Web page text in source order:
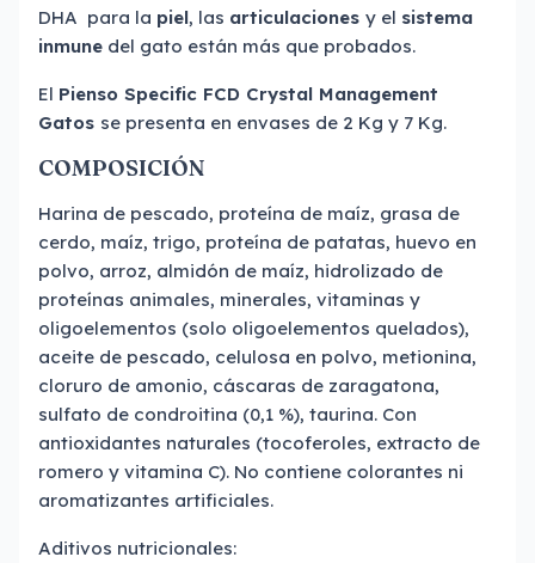
DHA para la piel, las articulaciones y el sistema
inmune del gato están más que probados.
El Pienso Specific FCD Crystal Management
Gatos se presenta en envases de 2 Kg y 7 Kg.
COMPOSICIÓN
Harina de pescado, proteína de maíz, grasa de
cerdo, maíz, trigo, proteína de patatas, huevo en
polvo, arroz, almidón de maíz, hidrolizado de
proteínas animales, minerales, vitaminas y
oligoelementos (solo oligoelementos quelados),
aceite de pescado, celulosa en polvo, metionina,
cloruro de amonio, cáscaras de zaragatona,
sulfato de condroitina (0,1 %), taurina. Con
antioxidantes naturales (tocoferoles, extracto de
romero y vitamina C). No contiene colorantes ni
aromatizantes artificiales.
Aditivos nutricionales: